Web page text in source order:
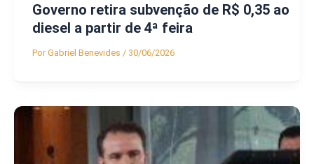
Governo retira subvenção de R$ 0,35 ao
diesel a partir de 4ª feira
PorGabriel Benevides / 30/06/2026